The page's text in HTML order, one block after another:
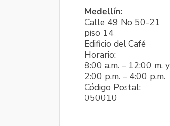
Medellín:
Calle 49 No 50-21
piso 14
Edificio del Café
Horario:
8:00 a.m. – 12:00 m. y
2:00 p.m. – 4:00 p.m.
Código Postal:
050010